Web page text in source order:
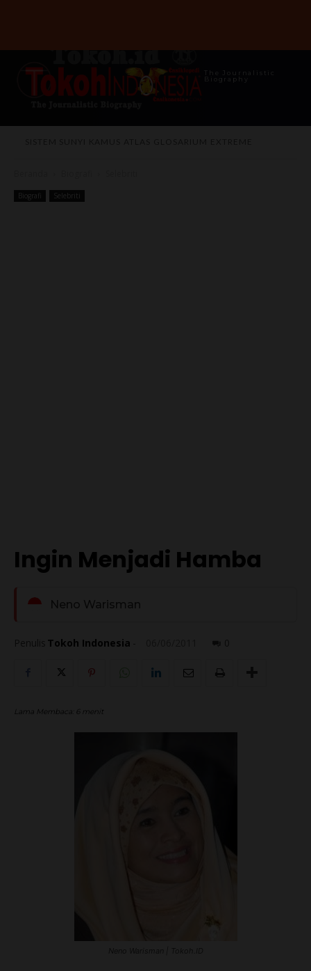
The Journalistic
Biography
Biografi Selebriti
Ingin Menjadi Hamba
Neno Warisman
Tokoh Indonesia
Lama Membaca: menit